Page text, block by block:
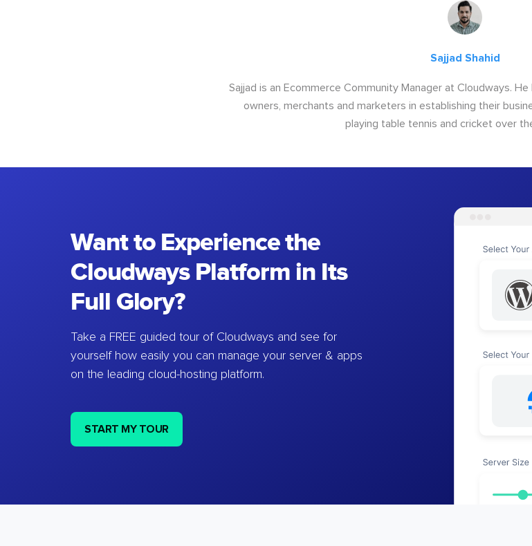
Sajjad Shahid
Sajjad is an Ecommerce Community Manager at Cloudways.
owners, merchants and marketers in establishing their
playing table tennis and cricket over
Want to Experience the
Cloudways Platform in Its
Full Glory?
Take a FREE guided tour of Cloudways and see for
yourself how easily you can manage your server & apps
on the leading cloud-hosting platform.
START MY TOUR